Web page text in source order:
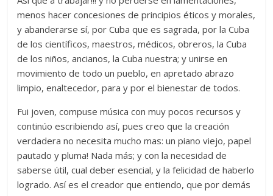
menos hacer concesiones de principios éticos y morales,
y abanderarse sí, por Cuba que es sagrada, por la Cuba
de los científicos, maestros, médicos, obreros, la Cuba
de los niños, ancianos, la Cuba nuestra; y unirse en
movimiento de todo un pueblo, en apretado abrazo
limpio, enaltecedor, para y por el bienestar de todos.
Fui joven, compuse música con muy pocos recursos y
continúo escribiendo así, pues creo que la creación
verdadera no necesita mucho mas: un piano viejo, papel
pautado y pluma! Nada más; y con la necesidad de
saberse útil, cual deber esencial, y la felicidad de haberlo
logrado. Así es el creador que entiendo, que por demás